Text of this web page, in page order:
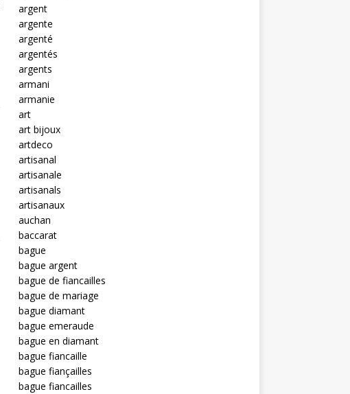
argent
argente
argenté
argentés
argents
armani
armanie
art
art bijoux
artdeco
artisanal
artisanale
artisanals
artisanaux
auchan
baccarat
bague
bague argent
bague de fiancailles
bague de mariage
bague diamant
bague emeraude
bague en diamant
bague fiancaille
bague fiançailles
bague fiancailles